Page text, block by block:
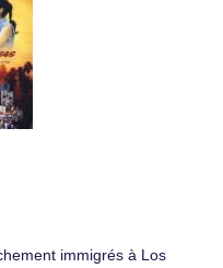
immigrés à Los